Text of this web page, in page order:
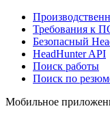
Требования к
Безопасный
HeadHunter API
Поиск работы
Поиск по
Мобильное